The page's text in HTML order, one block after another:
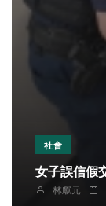
社會
林獻元